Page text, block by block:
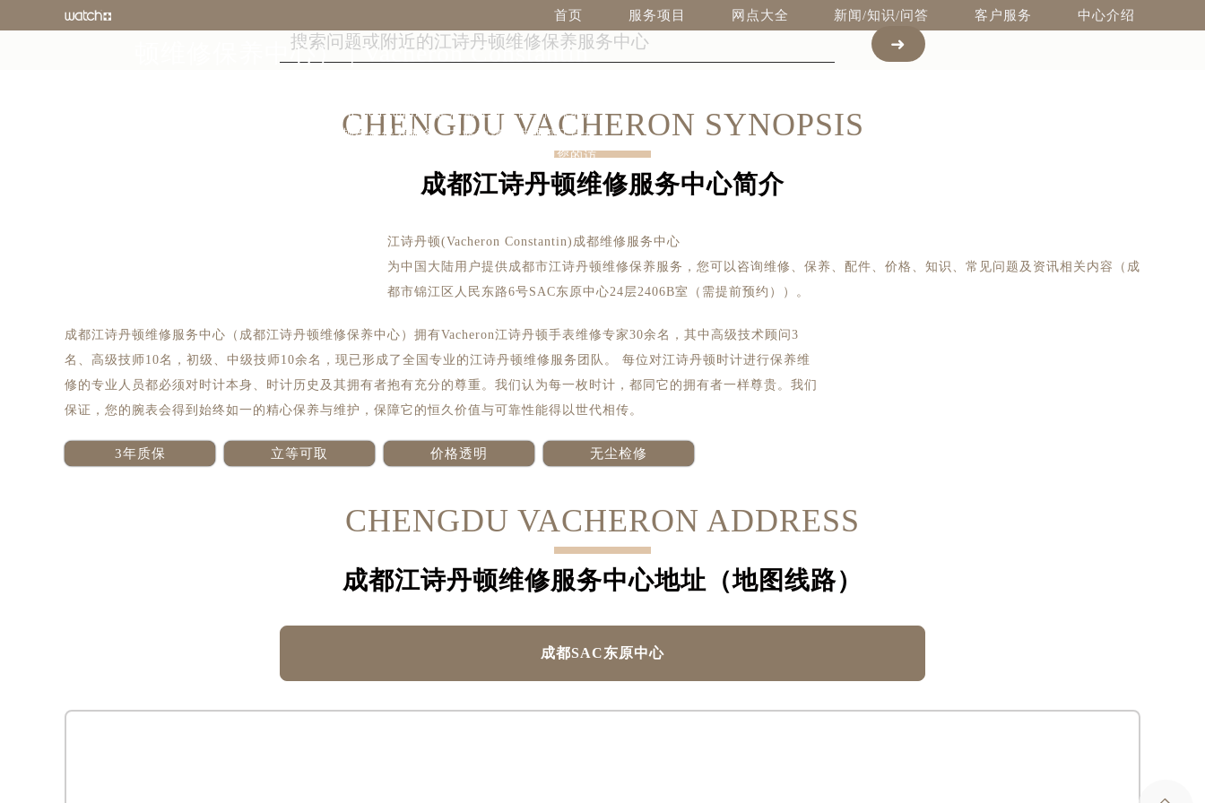
首页 服务项目 网点大全 新闻/知识/问答 客户服务 中心介绍
成都江诗丹顿维修服务中心（成都江诗丹
顿维修保养中心） | Vacheron Constantin
成都江诗丹顿维修服务中心（Vacheron Constantin）是成都江诗丹顿维修保养服
务网点，为成都地区用户提供江诗丹顿维修保养服务。本站为您提供成都江诗丹
顿维修服务中心详细介绍、成都江诗丹顿地址查询及客户服务电话，欢迎您的访
CHENGDU VACHERON SYNOPSIS
成都江诗丹顿维修服务中心简介
江诗丹顿(Vacheron Constantin)成都维修服务中心
为中国大陆用户提供成都市江诗丹顿维修保养服务，您可以咨询维修、保养、配件、价格、知识、常见问题及资讯相关内容（成
都市锦江区人民东路6号SAC东原中心24层2406B室（需提前预约））。
成都江诗丹顿维修服务中心（成都江诗丹顿维修保养中心）拥有Vacheron江诗丹顿手表维修专家30余名，其中高级技术顾问3
名、高级技师10名，初级、中级技师10余名，现已形成了全国专业的江诗丹顿维修服务团队。 每位对江诗丹顿时计进行保养维
修的专业人员都必须对时计本身、时计历史及其拥有者抱有充分的尊重。我们认为每一枚时计，都同它的拥有者一样尊贵。我们
保证，您的腕表会得到始终如一的精心保养与维护，保障它的恒久价值与可靠性能得以世代相传。
3年质保 立等可取 价格透明 无尘检修
CHENGDU VACHERON ADDRESS
成都江诗丹顿维修服务中心地址（地图线路）
成都SAC东原中心